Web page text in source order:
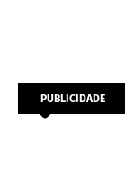
PUBLICIDADE